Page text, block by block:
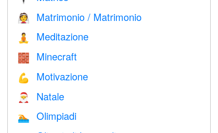
👰 Matrimonio / Matrimonio
🧘 Meditazione
🧱 Minecraft
💪 Motivazione
🎅 Natale
🏊 Olimpiadi